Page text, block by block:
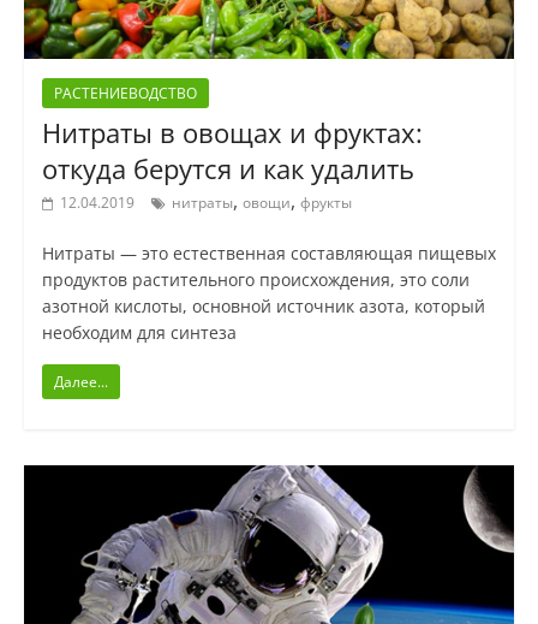
РАСТЕНИЕВОДСТВО
Нитраты в овощах и фруктах:
откуда берутся и как удалить
12.04.2019 нитраты, овощи, фрукты
Нитраты — это естественная составляющая пищевых
продуктов растительного происхождения, это соли
азотной кислоты, основной источник азота, который
необходим для синтеза
Далее...